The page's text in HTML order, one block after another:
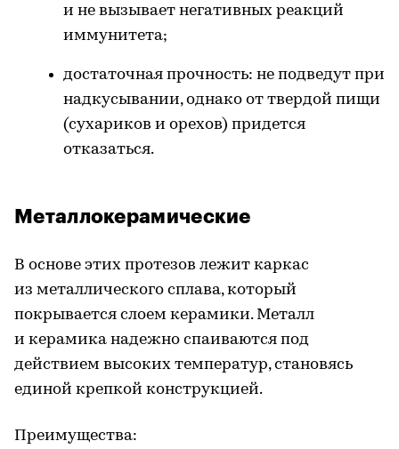
и не вызывает негативных реакций
иммунитета;
достаточная прочность: не подведут при
надкусывании, однако от твердой пищи
(сухариков и орехов) придется
отказаться.
Металлокерамические
В основе этих протезов лежит каркас
из металлического сплава, который
покрывается слоем керамики. Металл
и керамика надежно спаиваются под
действием высоких температур, становясь
единой крепкой конструкцией.
Преимущества: